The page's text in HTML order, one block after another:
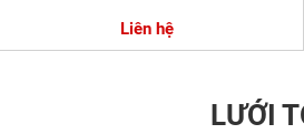
Liên hệ
LƯỚI